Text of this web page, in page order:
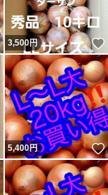
いいね！
3,500円
いいね！
5,400円